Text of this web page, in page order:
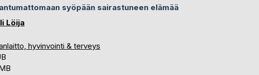
syöpään sairastuneen elämää
Löija
hyvinvointi & terveys